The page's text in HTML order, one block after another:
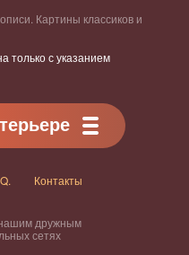
Картины классиков и
только с указанием
Контакты
дружным
сетях